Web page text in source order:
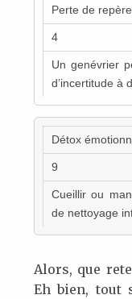
Perte de
4
Un genévrier
d’incertitude à
Détox
9
Cueillir ou
de nettoyage
Alors, que
Eh bien, tout